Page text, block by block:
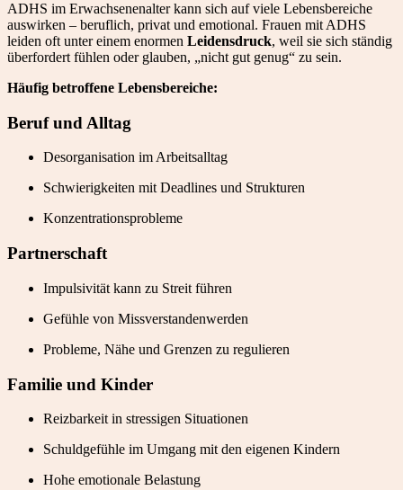
ADHS im Erwachsenenalter kann sich auf viele Lebensbereiche
auswirken – beruflich, privat und emotional. Frauen mit ADHS
leiden oft unter einem enormen Leidensdruck, weil sie sich ständig
überfordert fühlen oder glauben, „nicht gut genug“ zu sein.
Häufig betroffene Lebensbereiche:
Beruf und Alltag
Desorganisation im Arbeitsalltag
Schwierigkeiten mit Deadlines und Strukturen
Konzentrationsprobleme
Partnerschaft
Impulsivität kann zu Streit führen
Gefühle von Missverstandenwerden
Probleme, Nähe und Grenzen zu regulieren
Familie und Kinder
Reizbarkeit in stressigen Situationen
Schuldgefühle im Umgang mit den eigenen Kindern
Hohe emotionale Belastung